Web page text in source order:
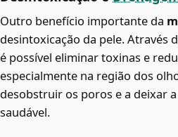
Outro benefício importante da
desintoxicação da pele. Através
é possível eliminar toxinas e
especialmente na região dos
desobstruir os poros e a deixar
saudável.